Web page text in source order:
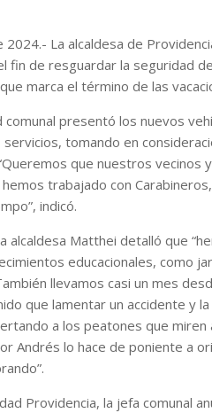
La alcaldesa de
fin de resguardar la seguridad
marca el término de las
comunal presentó los nuevos
tomando en
que nuestros
trabajado con
indicó.
alcaldesa Matthei detalló que
educacionales, como
llevamos casi un mes
que lamentar un accidente y
a los peatones que
Andrés lo hace de poniente a
Providencia, la jefa comunal